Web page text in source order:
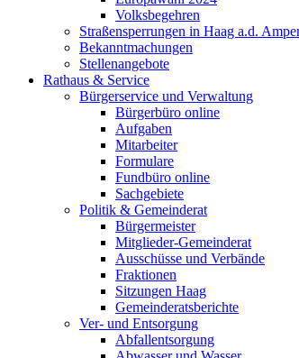
Volksbegehren
Straßensperrungen in Haag a.d.
Bekanntmachungen
Stellenangebote
Rathaus & Service
Bürgerservice und Verwaltung
Bürgerbüro online
Aufgaben
Mitarbeiter
Formulare
Fundbüro online
Sachgebiete
Politik & Gemeinderat
Bürgermeister
Mitglieder-Gemeinderat
Ausschüsse und Verbände
Fraktionen
Sitzungen Haag
Gemeinderatsberichte
Ver- und Entsorgung
Abfallentsorgung